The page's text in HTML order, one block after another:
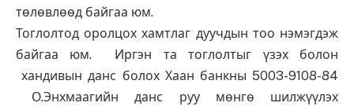
төлөвлөөд байгаа юм.
Тоглолтод оролцох хамтлаг дуучдын тоо нэмэгдэж
байгаа юм. Иргэн та тоглолтыг үзэх болон
хандивын данс болох Хаан банкны 5003-9108-84
О.Энхмаагийн данс руу мөнгө шилжүүлэх